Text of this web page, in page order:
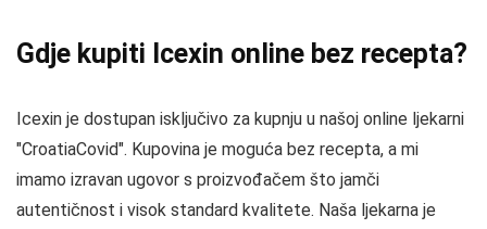
Gdje kupiti Icexin online bez recepta?
Icexin je dostupan isključivo za kupnju u našoj online ljekarni
"CroatiaCovid". Kupovina je moguća bez recepta, a mi
imamo izravan ugovor s proizvođačem što jamči
autentičnost i visok standard kvalitete. Naša ljekarna je